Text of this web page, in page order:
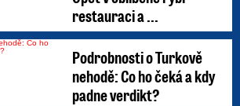
restauraci a ...
Podrobnosti o Turkově
nehodě: Co ho čeká a kdy
padne verdikt?